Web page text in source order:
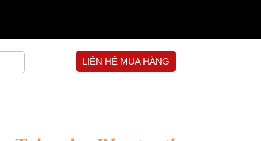
LIÊN HỆ MUA HÀNG